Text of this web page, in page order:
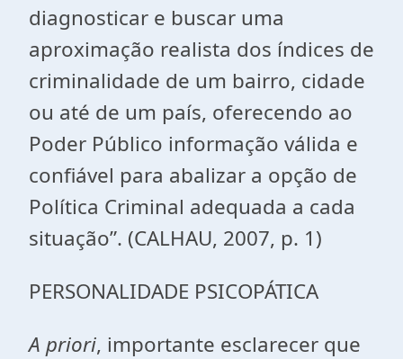
diagnosticar e buscar uma
aproximação realista dos índices de
criminalidade de um bairro, cidade
ou até de um país, oferecendo ao
Poder Público informação válida e
confiável para abalizar a opção de
Política Criminal adequada a cada
situação”. (CALHAU, 2007, p. 1)
PERSONALIDADE PSICOPÁTICA
A priori, importante esclarecer que